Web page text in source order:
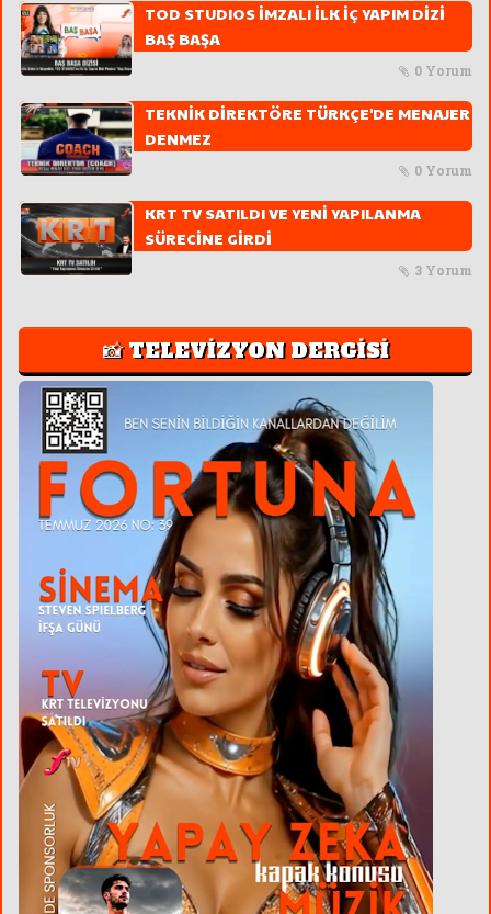
TOD STUDIOS İMZALI İLK İÇ YAPIM DİZİ
BAŞ BAŞA
0 Yorum
TEKNİK DİREKTÖRE TÜRKÇE'DE MENAJER
DENMEZ
0 Yorum
KRT TV SATILDI VE YENİ YAPILANMA
SÜRECİNE GİRDİ
3 Yorum
📸 TELEVİZYON DERGİSİ